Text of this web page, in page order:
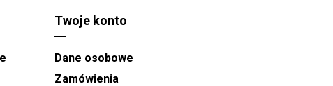
Twoje konto
Dane osobowe
Zamówienia